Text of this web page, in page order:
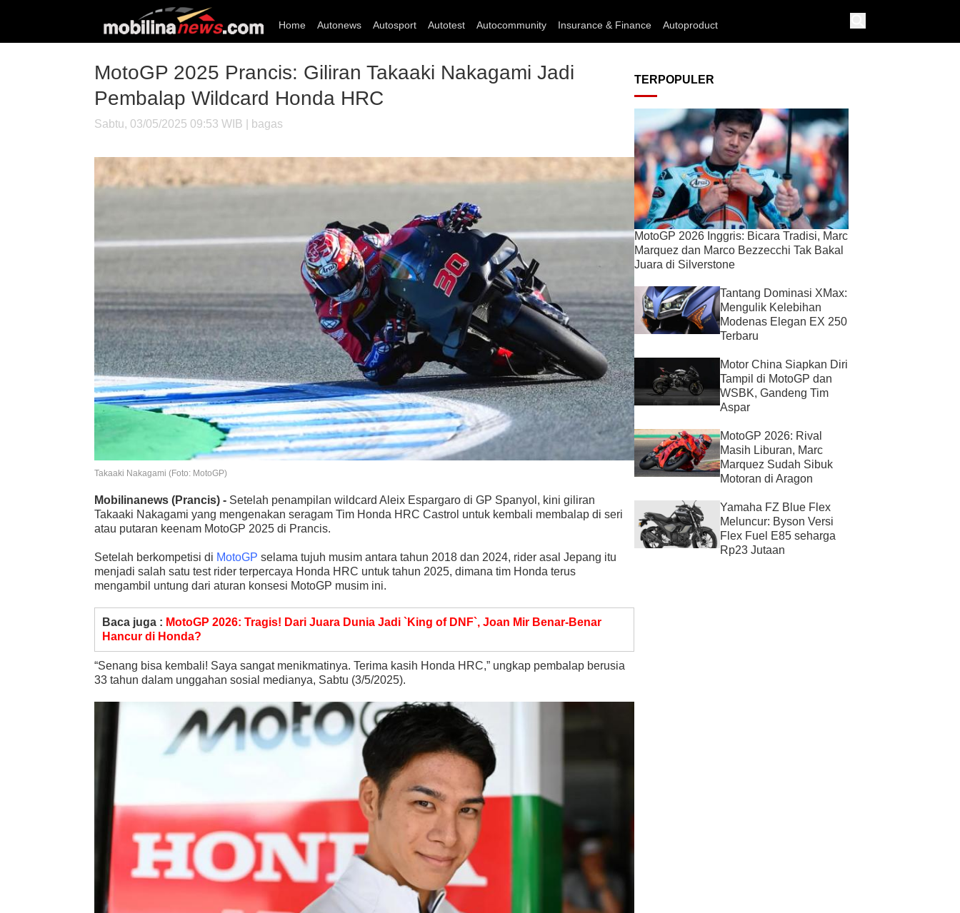
Home Autonews Autosport Autotest Autocommunity Insurance & Finance Autoproduct
MotoGP 2025 Prancis: Giliran Takaaki Nakagami Jadi
Pembalap Wildcard Honda HRC
Sabtu, 03/05/2025 09:53 WIB | bagas
Takaaki Nakagami (Foto: MotoGP)
Mobilinanews (Prancis) - Setelah penampilan wildcard Aleix Espargaro di GP Spanyol, kini giliran
Takaaki Nakagami yang mengenakan seragam Tim Honda HRC Castrol untuk kembali membalap di seri
atau putaran keenam MotoGP 2025 di Prancis.
Setelah berkompetisi di MotoGP selama tujuh musim antara tahun 2018 dan 2024, rider asal Jepang itu
menjadi salah satu test rider terpercaya Honda HRC untuk tahun 2025, dimana tim Honda terus
mengambil untung dari aturan konsesi MotoGP musim ini.
Baca juga : MotoGP 2026: Tragis! Dari Juara Dunia Jadi `King of DNF`, Joan Mir Benar-Benar
Hancur di Honda?
“Senang bisa kembali! Saya sangat menikmatinya. Terima kasih Honda HRC,” ungkap pembalap berusia
33 tahun dalam unggahan sosial medianya, Sabtu (3/5/2025).
TERPOPULER
MotoGP 2026 Inggris: Bicara Tradisi, Marc
Marquez dan Marco Bezzecchi Tak Bakal
Juara di Silverstone
Tantang Dominasi XMax:
Mengulik Kelebihan
Modenas Elegan EX 250
Terbaru
Motor China Siapkan Diri
Tampil di MotoGP dan
WSBK, Gandeng Tim
Aspar
MotoGP 2026: Rival
Masih Liburan, Marc
Marquez Sudah Sibuk
Motoran di Aragon
Yamaha FZ Blue Flex
Meluncur: Byson Versi
Flex Fuel E85 seharga
Rp23 Jutaan